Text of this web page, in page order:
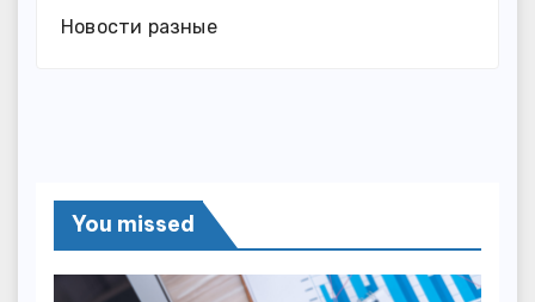
Новости разные
You missed